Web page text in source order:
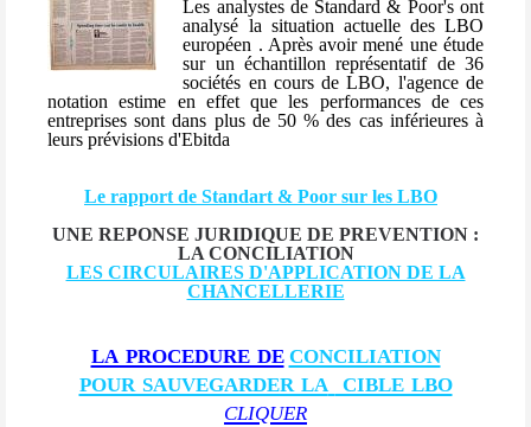
Les analystes de Standard & Poor's ont
analysé la situation actuelle des LBO
européen . Après avoir mené une étude
sur un échantillon représentatif de 36
sociétés en cours de LBO, l'agence de
notation estime en effet que les performances de ces
entreprises sont dans plus de 50 % des cas inférieures à
leurs prévisions d'Ebitda
Le rapport de Standart & Poor sur les LBO
UNE REPONSE JURIDIQUE DE PREVENTION :
LA CONCILIATION
LES CIRCULAIRES D'APPLICATION DE LA
CHANCELLERIE
la procedure deconciliation
pour sauvegarder la cible lbo
cliquer